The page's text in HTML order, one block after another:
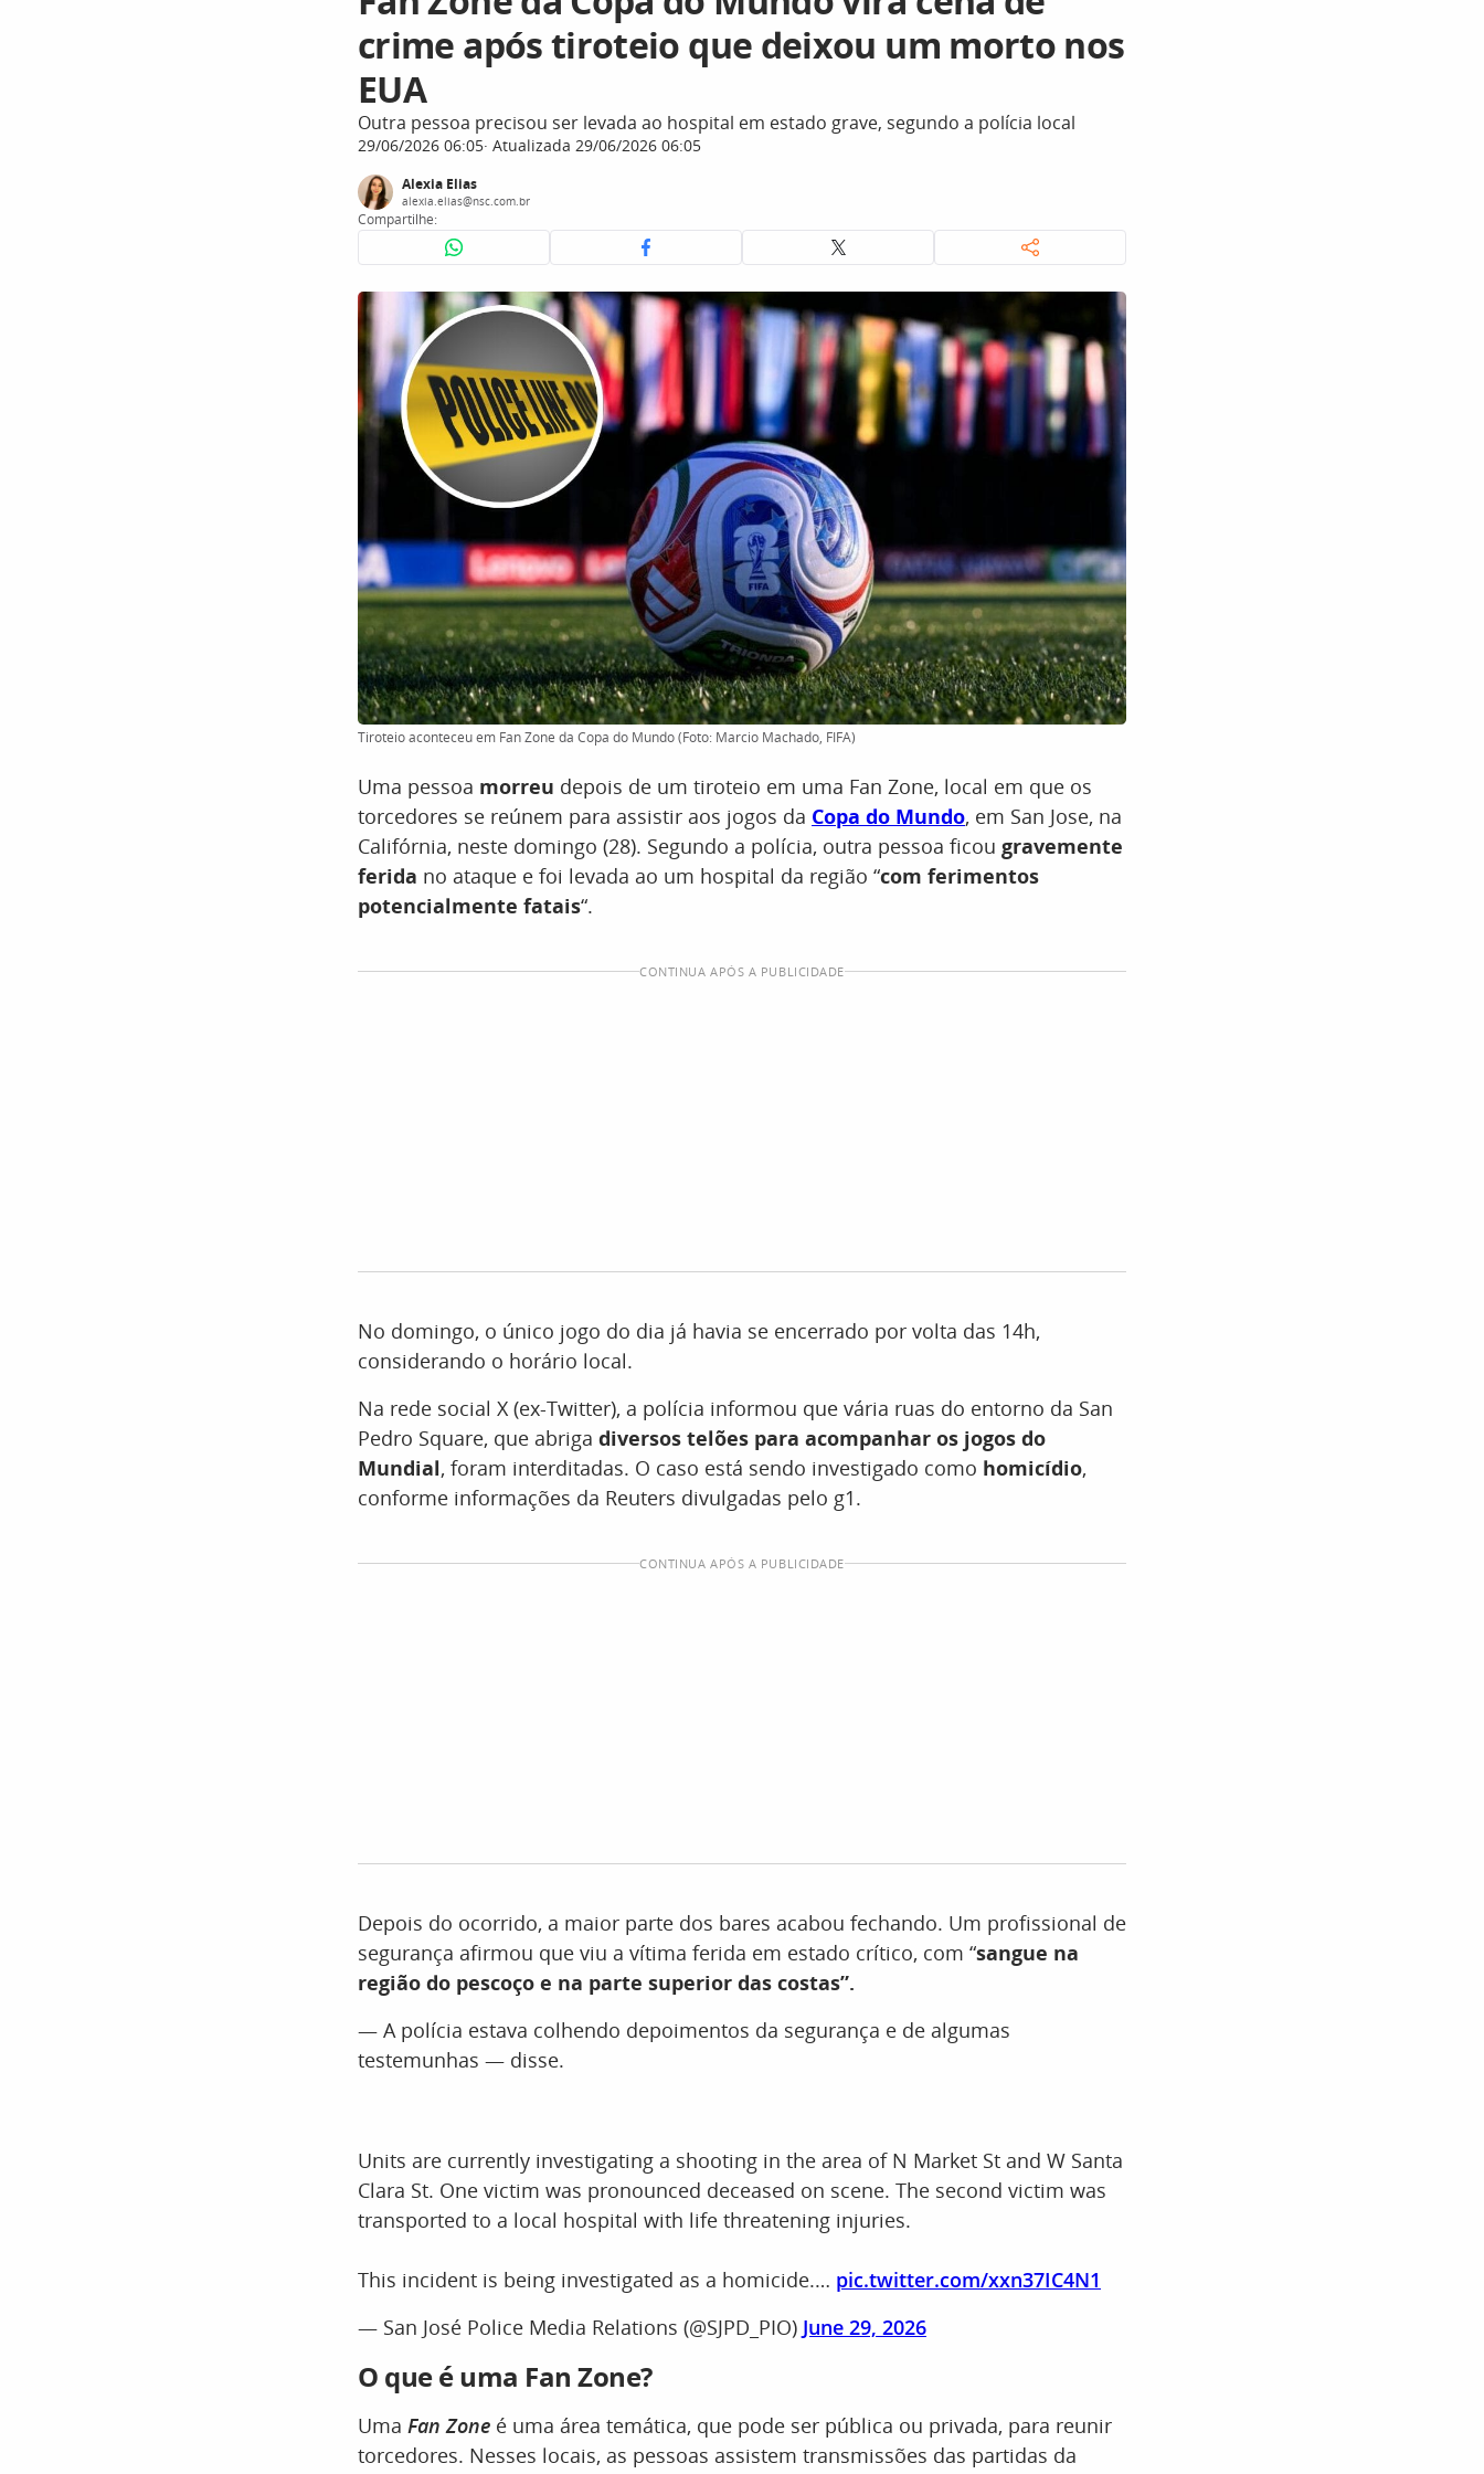
crime após tiroteio que deixou um morto nos
EUA
Outra pessoa precisou ser levada ao hospital em estado grave, segundo a polícia local
29/06/2026 06:05 Atualizada 29/06/2026 06:05
Alexia Elias
alexia.elias@nsc.com.br
Compartilhe:
Tiroteio aconteceu em Fan Zone da Copa do Mundo (Foto: Marcio Machado, FIFA)
Uma pessoa morreu depois de um tiroteio em uma Fan Zone, local em que os
torcedores se reúnem para assistir aos jogos da Copa do Mundo, em San Jose, na
Califórnia, neste domingo (28). Segundo a polícia, outra pessoa ficou gravemente
ferida no ataque e foi levada ao um hospital da região “com ferimentos
potencialmente fatais“.
CONTINUA APÓS A PUBLICIDADE
No domingo, o único jogo do dia já havia se encerrado por volta das 14h,
considerando o horário local.
Na rede social X (ex-Twitter), a polícia informou que vária ruas do entorno da San
Pedro Square, que abriga diversos telões para acompanhar os jogos do
Mundial, foram interditadas. O caso está sendo investigado como homicídio,
conforme informações da Reuters divulgadas pelo g1.
CONTINUA APÓS A PUBLICIDADE
Depois do ocorrido, a maior parte dos bares acabou fechando. Um profissional de
segurança afirmou que viu a vítima ferida em estado crítico, com “sangue na
região do pescoço e na parte superior das costas”.
— A polícia estava colhendo depoimentos da segurança e de algumas
testemunhas — disse.
Units are currently investigating a shooting in the area of N Market St and W Santa
Clara St. One victim was pronounced deceased on scene. The second victim was
transported to a local hospital with life threatening injuries.
This incident is being investigated as a homicide.… pic.twitter.com/xxn37IC4N1
— San José Police Media Relations (@SJPD_PIO) June 29, 2026
O que é uma Fan Zone?
Uma Fan Zone é uma área temática, que pode ser pública ou privada, para reunir
torcedores. Nesses locais, as pessoas assistem transmissões das partidas da